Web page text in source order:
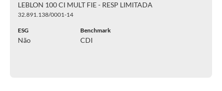
LEBLON 100 CI MULT FIE - RESP LIMITADA
32.891.138/0001-14
ESG
Não
Benchmark
CDI